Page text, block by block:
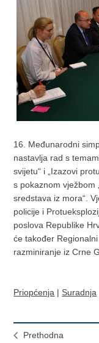
16. Međunarodni
nastavlja rad s
svijetu“ i „Izazovi
s pokaznom vježbom
sredstava iz mora“.
policije i
poslova Republike
će također
razminiranje iz Crne
Priopćenja | Suradnja
Prethodna